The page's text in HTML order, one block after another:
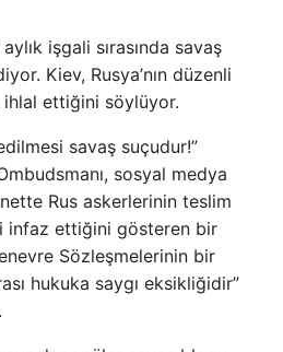
işgali sırasında savaş
Kiev, Rusya’nın düzenli
ihlal ettiğini söylüyor.
savaş suçudur!”
sosyal medya
Rus askerlerinin teslim
infaz ettiğini gösteren bir
Sözleşmelerinin bir
hukuka saygı eksikliğidir”